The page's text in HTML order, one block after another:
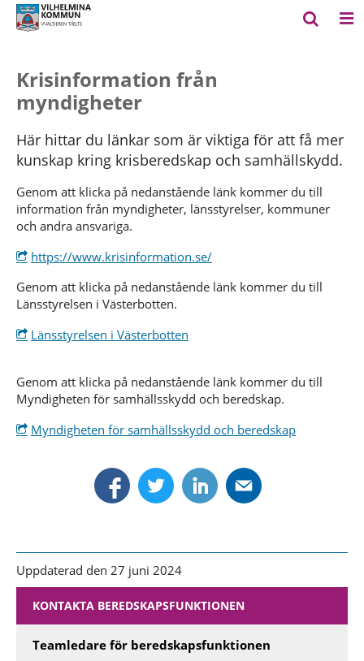
Krisinformation från
myndigheter
Här hittar du länkar som är viktiga för att få mer
kunskap kring krisberedskap och samhällskydd.
Genom att klicka på nedanstående länk kommer du till
information från myndigheter, länsstyrelser, kommuner
och andra ansvariga.
https://www.krisinformation.se/
Genom att klicka på nedanstående länk kommer du till
Länsstyrelsen i Västerbotten.
Länsstyrelsen i Västerbotten
Genom att klicka på nedanstående länk kommer du till
Myndigheten för samhällsskydd och beredskap.
Myndigheten för samhällsskydd och beredskap
Uppdaterad den 27 juni 2024
KONTAKTA BEREDSKAPSFUNKTIONEN
Teamledare för beredskapsfunktionen